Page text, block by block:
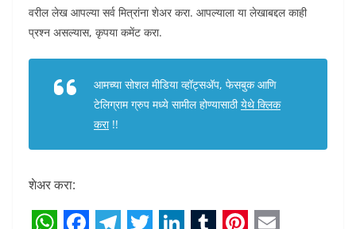
वरील लेख आपल्या सर्व मित्रांना शेअर करा. आपल्याला या लेखाबद्दल काही
प्रश्न असल्यास, कृपया कमेंट करा.
आमच्या सोशल मीडिया व्हॉट्सअ‍ॅप, फेसबुक आणि
टेलिग्राम ग्रुप मध्ये सामील होण्यासाठीयेथे क्लिक
करा!!
शेअर करा: